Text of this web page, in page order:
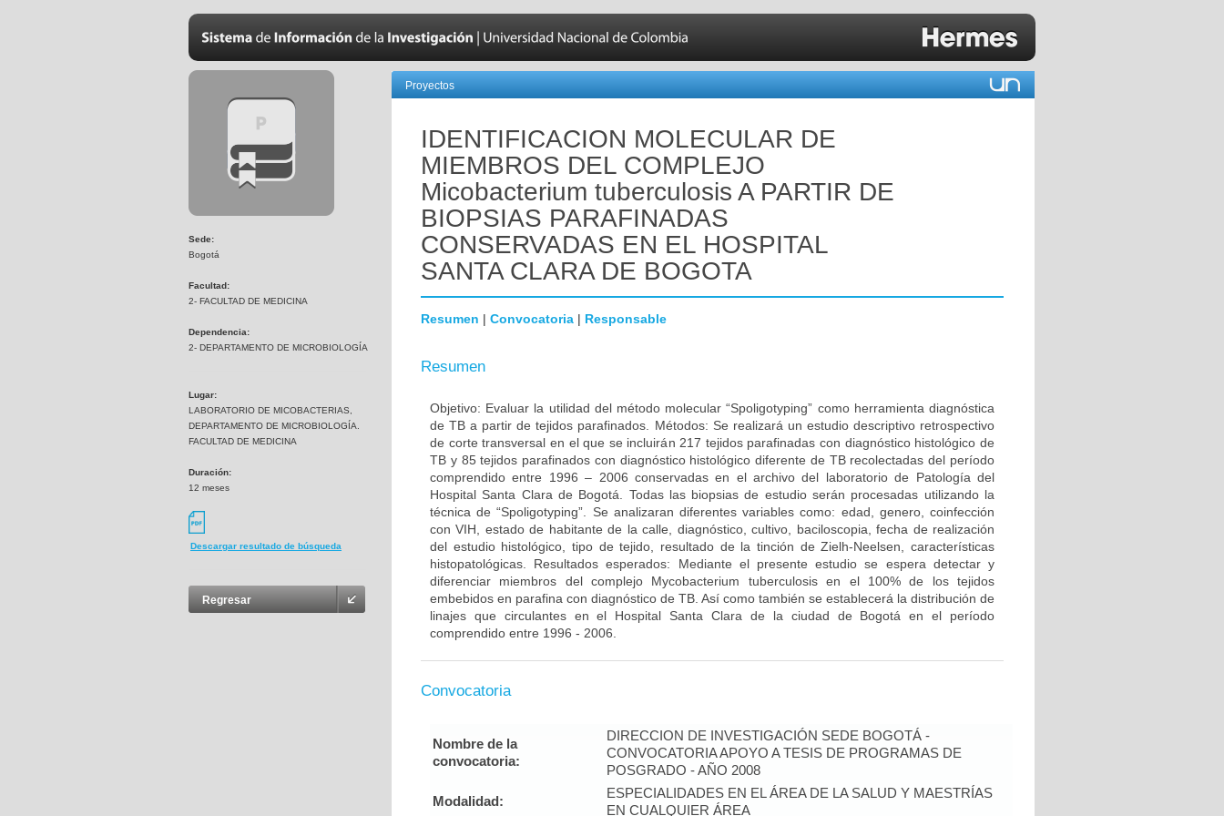
Sede:
Bogotá
Facultad:
2- FACULTAD DE MEDICINA
Dependencia:
2- DEPARTAMENTO DE MICROBIOLOGÍA
Lugar:
LABORATORIO DE MICOBACTERIAS,
DEPARTAMENTO DE MICROBIOLOGÍA.
FACULTAD DE MEDICINA
Duración:
12 meses
Descargar resultado de búsqueda
Regresar
Proyectos
IDENTIFICACION MOLECULAR DE
MIEMBROS DEL COMPLEJO
Micobacterium tuberculosis A PARTIR DE
BIOPSIAS PARAFINADAS
CONSERVADAS EN EL HOSPITAL
SANTA CLARA DE BOGOTA
Resumen | Convocatoria | Responsable
Resumen
Objetivo: Evaluar la utilidad del método molecular “Spoligotyping” como herramienta diagnóstica
de TB a partir de tejidos parafinados. Métodos: Se realizará un estudio descriptivo retrospectivo
de corte transversal en el que se incluirán 217 tejidos parafinadas con diagnóstico histológico de
TB y 85 tejidos parafinados con diagnóstico histológico diferente de TB recolectadas del período
comprendido entre 1996 – 2006 conservadas en el archivo del laboratorio de Patología del
Hospital Santa Clara de Bogotá. Todas las biopsias de estudio serán procesadas utilizando la
técnica de “Spoligotyping”. Se analizaran diferentes variables como: edad, genero, coinfección
con VIH, estado de habitante de la calle, diagnóstico, cultivo, baciloscopia, fecha de realización
del estudio histológico, tipo de tejido, resultado de la tinción de Zielh-Neelsen, características
histopatológicas. Resultados esperados: Mediante el presente estudio se espera detectar y
diferenciar miembros del complejo Mycobacterium tuberculosis en el 100% de los tejidos
embebidos en parafina con diagnóstico de TB. Así como también se establecerá la distribución de
linajes que circulantes en el Hospital Santa Clara de la ciudad de Bogotá en el período
comprendido entre 1996 - 2006.
Convocatoria
Nombre de la
convocatoria:
DIRECCION DE INVESTIGACIÓN SEDE BOGOTÁ -
CONVOCATORIA APOYO A TESIS DE PROGRAMAS DE
POSGRADO - AÑO 2008
Modalidad:
ESPECIALIDADES EN EL ÁREA DE LA SALUD Y MAESTRÍAS
EN CUALQUIER ÁREA